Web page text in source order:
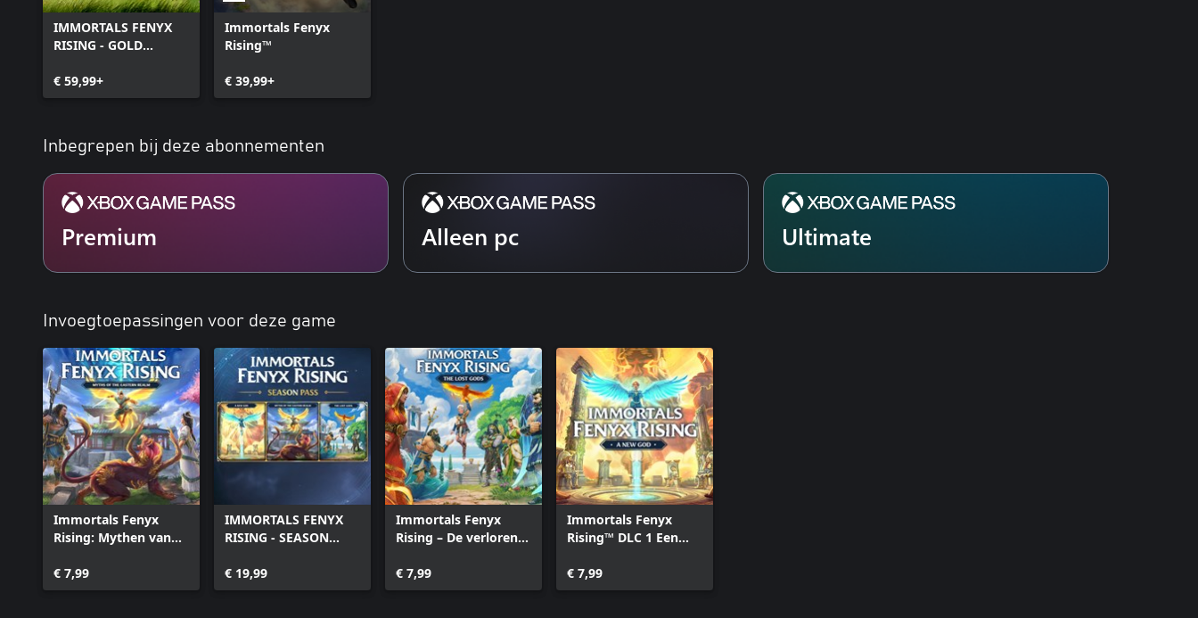
IMMORTALS FENYX
RISING - GOLD
€ 59,99+
Immortals Fenyx
Rising™
€ 39,99+
Inbegrepen bij deze abonnementen
Premium Alleen pc Ultimate
Invoegtoepassingen voor deze game
Immortals Fenyx
Rising: Mythen van
€ 7,99
IMMORTALS FENYX
RISING - SEASON
€ 19,99
Immortals Fenyx
Rising – De verloren
€ 7,99
Immortals Fenyx
Rising™ DLC 1 Een
€ 7,99